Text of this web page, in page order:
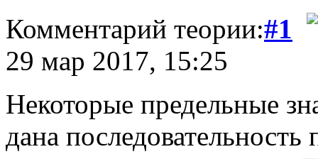
Комментарий теории:#1
29 мар 2017, 15:25
Некоторые предельные
дана